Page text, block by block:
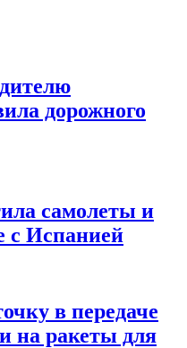
дорожного
самолеты и
с Испанией
в передаче
на ракеты для